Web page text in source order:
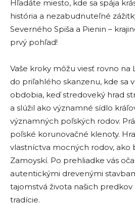
Hľadáte miesto, kde sa spája
história a nezabudnuteľné
Severného Spiša a Pienin –
prvý pohľad!
Vaše kroky môžu viesť rovno na
do priľahlého skanzenu, kde sa
obdobia, keď stredoveký hrad
a slúžil ako významné sídlo
významných poľských rodov.
poľské korunovačné klenoty.
vlastníctva mocných rodov, ako
Zamoyskí. Po prehliadke vás
autentickými drevenými
tajomstvá života našich predkov
tradície.